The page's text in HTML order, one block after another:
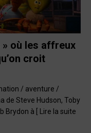
où les affreux
croit
/ aventure /
de Steve Hudson, Toby
Brydon à
[ Lire la suite